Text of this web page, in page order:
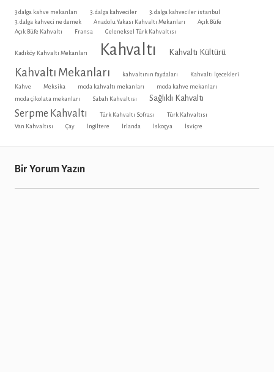
3 dalga kahve mekanları 3. dalga kahveciler
3. dalga kahveciler istanbul
3. dalga kahveci ne demek
Anadolu Yakası Kahvaltı Mekanları
Açık Büfe
Açık Büfe Kahvaltı
Fransa Geleneksel Türk Kahvaltısı
Kadıköy Kahvaltı Mekanları Kahvaltı Kahvaltı Kültürü
Kahvaltı Mekanları kahvaltının faydaları
Kahvaltı İçecekleri
Kahve
Meksika moda kahvaltı mekanları
moda kahve mekanları
moda çikolata mekanları
Sabah Kahvaltısı Sağlıklı Kahvaltı
Serpme Kahvaltı Türk Kahvaltı Sofrası
Türk Kahvaltısı
Van Kahvaltısı
Çay İngiltere İrlanda İskoçya İsviçre
Bir Yorum Yazın